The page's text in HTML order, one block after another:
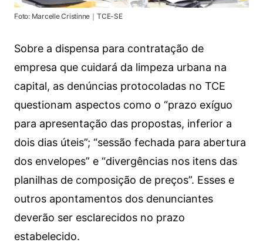
Foto: Marcelle Cristinne｜TCE-SE
Sobre a dispensa para contratação de
empresa que cuidará da limpeza urbana na
capital, as denúncias protocoladas no TCE
questionam aspectos como o “prazo exíguo
para apresentação das propostas, inferior a
dois dias úteis”; “sessão fechada para abertura
dos envelopes” e “divergências nos itens das
planilhas de composição de preços”. Esses e
outros apontamentos dos denunciantes
deverão ser esclarecidos no prazo
estabelecido.